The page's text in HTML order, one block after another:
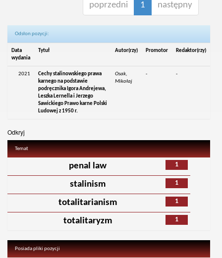
poprzedni 1 następny
Odsłon pozycji:
Data
wydania
Tytuł Autor(rzy) Promotor Redaktor(rzy)
2021
Cechy stalinowskiego prawa
karnego na podstawie
podręcznika Igora Andrejewa,
Leszka Lernella i Jerzego
Sawickiego Prawo karne Polski
Ludowej z 1950 r.
Osak,
Mikołaj
- -
Odkryj
Temat
1
penal law
1
stalinism
1
totalitarianism
1
totalitaryzm
Posiada pliki pozycji